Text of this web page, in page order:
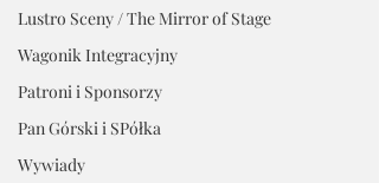
Lustro Sceny / The Mirror of Stage
Wagonik Integracyjny
Patroni i Sponsorzy
Pan Górski i SPółka
Wywiady